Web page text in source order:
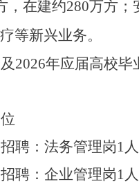
，在建约280万方
等新兴业务。
2026年应届高校
招聘：法务管理岗1
招聘：企业管理岗1